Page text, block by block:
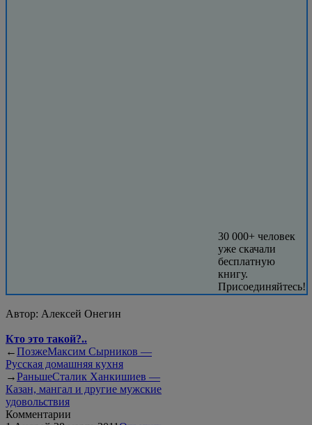
30 000+ человек
уже скачали
бесплатную
книгу.
Присоединяйтесь!
Автор: Алексей Онегин
Кто это такой?..
←ПозжеМаксим Сырников —
Русская домашняя кухня
→РаньшеСталик Ханкишиев —
Казан, мангал и другие мужские
удовольствия
Комментарии